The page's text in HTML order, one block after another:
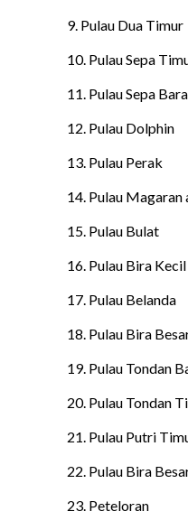
9. Pulau Dua Timur
10. Pulau Sepa
11. Pulau Sepa
12. Pulau Dolphin
13. Pulau Perak
14. Pulau Magaran
15. Pulau Bulat
16. Pulau Bira Kecil
17. Pulau Belanda
18. Pulau Bira
19. Pulau Tondan
20. Pulau Tondan
21. Pulau Putri
22. Pulau Bira
23. Peteloran